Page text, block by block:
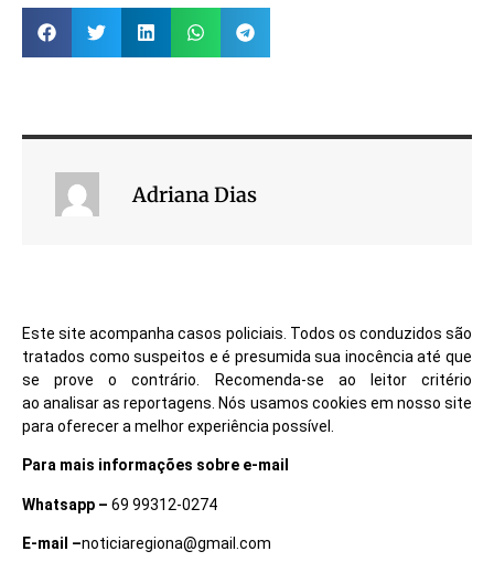
Adriana Dias
Este site acompanha casos policiais. Todos os conduzidos são
tratados como suspeitos e é presumida sua inocência até que
se prove o contrário. Recomenda-se ao leitor critério
ao analisar as reportagens. Nós usamos cookies em nosso site
para oferecer a melhor experiência possível.
Para mais informações sobre e-mail
Whatsapp – 69 99312-0274
E-mail –noticiaregiona@gmail.com